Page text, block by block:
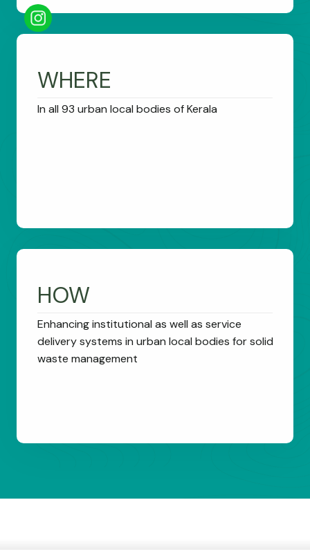
WHERE
In all 93 urban local bodies of Kerala
HOW
Enhancing institutional as well as service
delivery systems in urban local bodies for solid
waste management